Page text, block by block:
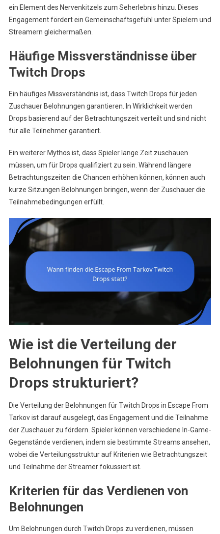
ein Element des Nervenkitzels zum Seherlebnis hinzu. Dieses
Engagement fördert ein Gemeinschaftsgefühl unter Spielern und
Streamern gleichermaßen.
Häufige Missverständnisse über
Twitch Drops
Ein häufiges Missverständnis ist, dass Twitch Drops für jeden
Zuschauer Belohnungen garantieren. In Wirklichkeit werden
Drops basierend auf der Betrachtungszeit verteilt und sind nicht
für alle Teilnehmer garantiert.
Ein weiterer Mythos ist, dass Spieler lange Zeit zuschauen
müssen, um für Drops qualifiziert zu sein. Während längere
Betrachtungszeiten die Chancen erhöhen können, können auch
kurze Sitzungen Belohnungen bringen, wenn der Zuschauer die
Teilnahmebedingungen erfüllt.
Wie ist die Verteilung der
Belohnungen für Twitch
Drops strukturiert?
Die Verteilung der Belohnungen für Twitch Drops in Escape From
Tarkov ist darauf ausgelegt, das Engagement und die Teilnahme
der Zuschauer zu fördern. Spieler können verschiedene In-Game-
Gegenstände verdienen, indem sie bestimmte Streams ansehen,
wobei die Verteilungsstruktur auf Kriterien wie Betrachtungszeit
und Teilnahme der Streamer fokussiert ist.
Kriterien für das Verdienen von
Belohnungen
Um Belohnungen durch Twitch Drops zu verdienen, müssen